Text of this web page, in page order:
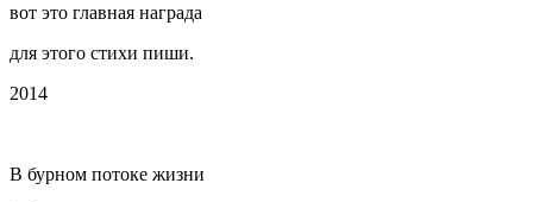
вот это главная награда
для этого стихи пиши.
2014
В бурном потоке жизни